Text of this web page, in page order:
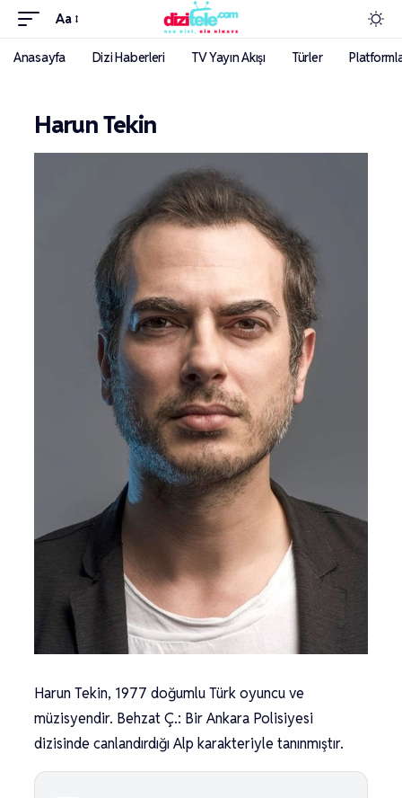
Aa
Anasayfa Dizi Haberleri TV Yayın Akışı Türler
Harun Tekin
Harun Tekin, 1977 doğumlu Türk oyuncu ve
müzisyendir. Behzat Ç.: Bir Ankara Polisiyesi
dizisinde canlandırdığı Alp karakteriyle tanınmıştır.